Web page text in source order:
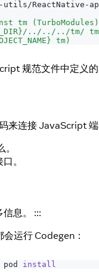
utils/ReactNative-
tm
../../../tm/
tm)
规范文件中定义
来连接 JavaScript
。
息。 :::
运行 Codegen：
pod install